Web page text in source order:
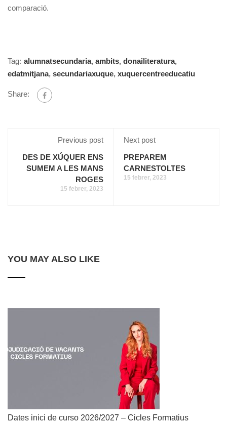
comparació.
Tag: alumnatsecundaria, ambits, donailiteratura,
edatmitjana, secundariaxuque, xuquercentreeducatiu
Share:
Previous post
DES DE XÚQUER ENS
SUMEM A LES MANS
ROGES
15 febrer, 2023
Next post
PREPAREM
CARNESTOLTES
15 febrer, 2023
YOU MAY ALSO LIKE
Dates inici de curso 2026/2027 – Cicles Formatius